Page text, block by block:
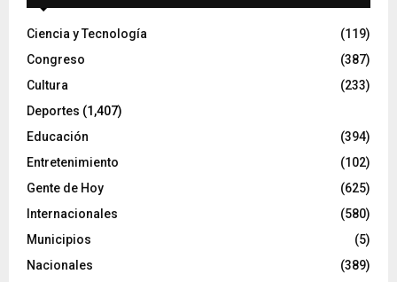
Ciencia y Tecnología
(119)
Congreso
(387)
Cultura
(233)
Deportes (1,407)
Educación
(394)
Entretenimiento
(102)
Gente de Hoy
(625)
Internacionales
(580)
Municipios
(5)
Nacionales
(389)